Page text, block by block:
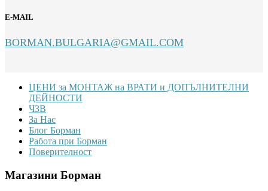
E-MAIL
BORMAN.BULGARIA@GMAIL.COM
FooterЦЕНИ за МОНТАЖ на ВРАТИ и ДОПЪЛНИТЕЛНИ
ДЕЙНОСТИ
ЧЗВ
За Нас
Блог Борман
Работа при Борман
Поверителност
Магазини Борман